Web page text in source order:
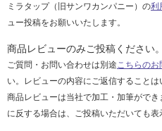
ミラタップ（旧サンワカンパニー）の利
ュー投稿をお願いいたします。
商品レビューのみご投稿ください。
ご質問・お問い合わせは別途 こちらの
い。レビューの内容にご返信することは
商品レビューは当社で加工・加筆がで
に反する場合は、ご投稿いただいても表